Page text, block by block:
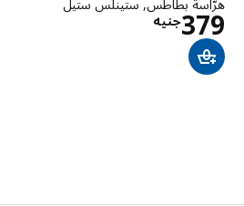
هرّاسة بطاطس, ستينلس ستيل
جنيه379 الاسعار جنيه 379